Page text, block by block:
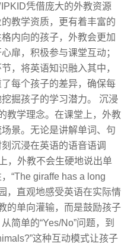
凭借庞大的外教资源
教学资质，更有着丰富的
内向的孩子，外教会更加
扉，积极参与课堂互动；
，将英语知识融入其中，
每个孩子的差异，确保每
掘孩子的学习潜力。 沉浸
教学理念。在课堂上，外教
景。无论是讲解单词、句
沉浸在英语的语音语调
，外教不会生硬地说出单
“The giraffe has a long
，直观地感受英语在实际情
的单向灌输，而是鼓励孩子
简单的“Yes/No”问题，到
这种互动模式让孩子